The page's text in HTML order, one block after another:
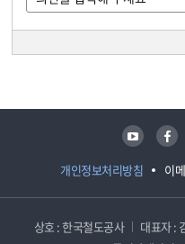
개인정보처리방침 이
유튜브 페이스북
상호 : 한국철도공사 대표자 :